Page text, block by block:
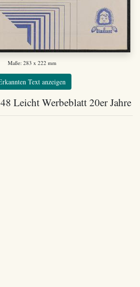
Maße: 283 x 222 mm
Text anzeigen
Leicht Werbeblatt 20er Jahre